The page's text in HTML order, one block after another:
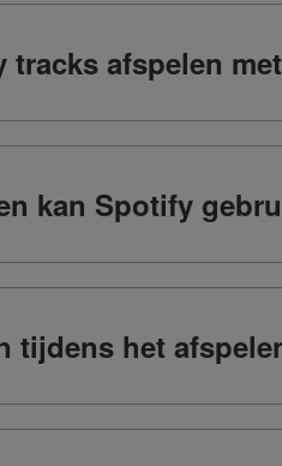
tracks afspelen
kan Spotify
tijdens het